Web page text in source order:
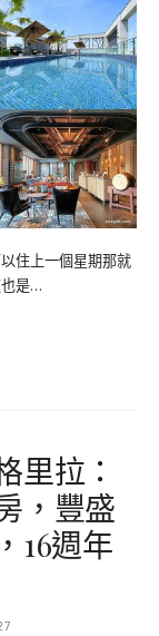
住上一個星期那就
也是…
里拉：
，豐盛
16週年